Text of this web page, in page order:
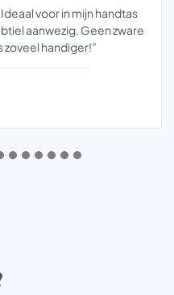
voor in mijn handtas
aanwezig. Geen zware
handiger!”